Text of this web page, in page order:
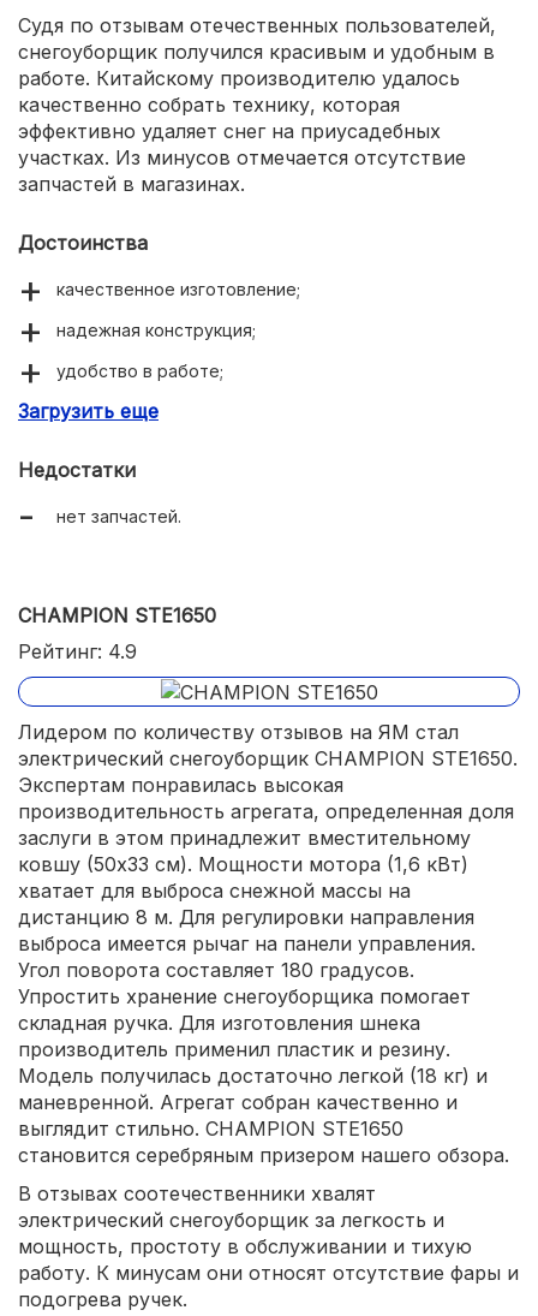
Судя по отзывам отечественных пользователей,
снегоуборщик получился красивым и удобным в
работе. Китайскому производителю удалось
качественно собрать технику, которая
эффективно удаляет снег на приусадебных
участках. Из минусов отмечается отсутствие
запчастей в магазинах.
Достоинства
качественное изготовление;
надежная конструкция;
удобство в работе;
легкость и маневренность.
Загрузить еще
Недостатки
нет запчастей.
CHAMPION STE1650
Рейтинг: 4.9
Лидером по количеству отзывов на ЯМ стал
электрический снегоуборщик CHAMPION STE1650.
Экспертам понравилась высокая
производительность агрегата, определенная доля
заслуги в этом принадлежит вместительному
ковшу (50х33 см). Мощности мотора (1,6 кВт)
хватает для выброса снежной массы на
дистанцию 8 м. Для регулировки направления
выброса имеется рычаг на панели управления.
Угол поворота составляет 180 градусов.
Упростить хранение снегоуборщика помогает
складная ручка. Для изготовления шнека
производитель применил пластик и резину.
Модель получилась достаточно легкой (18 кг) и
маневренной. Агрегат собран качественно и
выглядит стильно. CHAMPION STE1650
становится серебряным призером нашего обзора.
В отзывах соотечественники хвалят
электрический снегоуборщик за легкость и
мощность, простоту в обслуживании и тихую
работу. К минусам они относят отсутствие фары и
подогрева ручек.